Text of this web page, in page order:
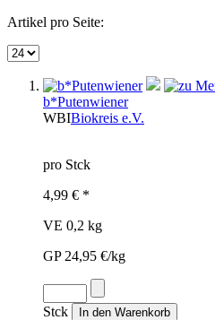
Artikel pro Seite:
b*Putenwiener
WBIBiokreis e.V.
pro Stck
4,99 € *
VE 0,2 kg
GP 24,95 €/kg
Stck